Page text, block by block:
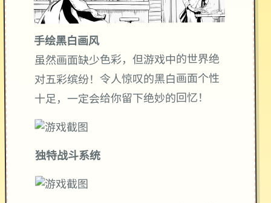
手绘黑白画风
虽然画面缺少色彩，但游戏中的世界绝
对五彩缤纷！令人惊叹的黑白画面个性
十足，一定会给你留下绝妙的回忆！
独特战斗系统